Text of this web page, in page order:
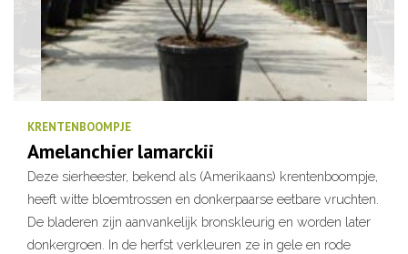
KRENTENBOOMPJE
Amelanchier lamarckii
Deze sierheester, bekend als (Amerikaans) krentenboompje,
heeft witte bloemtrossen en donkerpaarse eetbare vruchten.
De bladeren zijn aanvankelijk bronskleurig en worden later
donkergroen. In de herfst verkleuren ze in gele en rode